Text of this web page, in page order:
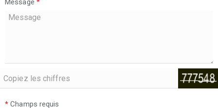
Message *
* Champs requis